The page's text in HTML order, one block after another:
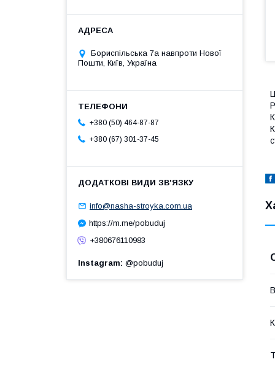
Бориспільська 7а навпроти Нової
Пошти, Київ, Україна
+380 (50) 464-87-87
+380 (67) 301-37-45
info@nasha-stroyka.com.ua
https://m.me/pobuduj
+380676110983
Instagram @pobuduj